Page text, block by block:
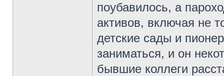
поубавилось, а
активов, включая не
детские сады и
заниматься, и он
бывшие коллеги